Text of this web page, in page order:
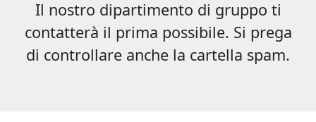
Il nostro dipartimento di gruppo ti
contatterà il prima possibile. Si prega
di controllare anche la cartella spam.